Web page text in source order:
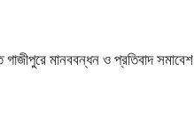
গাজীপুরে মানববন্ধন ও প্রতিবাদ সমাবেশ